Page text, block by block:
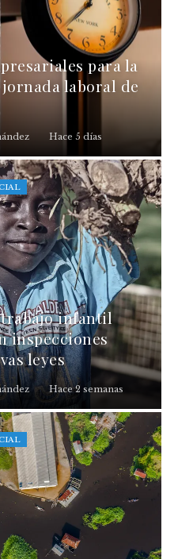
para la
laboral de
Hace 5 días
trabajo infantil
inspecciones
leyes
Hace 2 semanas